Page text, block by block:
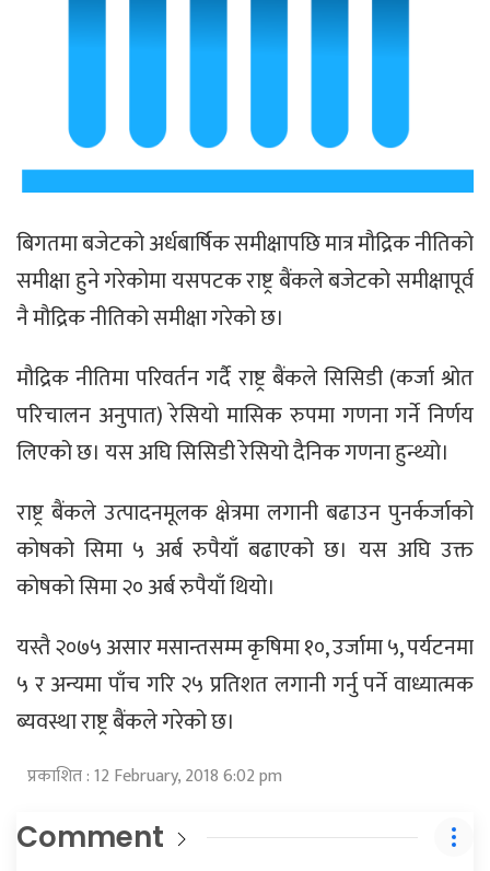
बिगतमा बजेटको अर्धबार्षिक समीक्षापछि मात्र मौद्रिक नीतिको
समीक्षा हुने गरेकोमा यसपटक राष्ट्र बैंकले बजेटको समीक्षापूर्व
नै मौद्रिक नीतिको समीक्षा गरेको छ।
मौद्रिक नीतिमा परिवर्तन गर्दै राष्ट्र बैंकले सिसिडी (कर्जा श्रोत
परिचालन अनुपात) रेसियो मासिक रुपमा गणना गर्ने निर्णय
लिएको छ। यस अघि सिसिडी रेसियो दैनिक गणना हुन्थ्यो।
राष्ट्र बैंकले उत्पादनमूलक क्षेत्रमा लगानी बढाउन पुनर्कर्जाको
कोषको सिमा ५ अर्ब रुपैयाँ बढाएको छ। यस अघि उक्त
कोषको सिमा २० अर्ब रुपैयाँ थियो।
यस्तै २०७५ असार मसान्तसम्म कृषिमा १०, उर्जामा ५, पर्यटनमा
५ र अन्यमा पाँच गरि २५ प्रतिशत लगानी गर्नु पर्ने वाध्यात्मक
ब्यवस्था राष्ट्र बैंकले गरेको छ।
प्रकाशित : 12 February, 2018 6:02 pm
Comment